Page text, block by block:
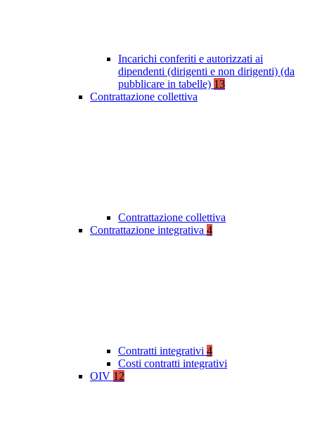
Incarichi conferiti e autorizzati ai
dipendenti (dirigenti e non dirigenti) (da
pubblicare in tabelle) 13
Contrattazione collettiva
Contrattazione collettiva
Contrattazione integrativa 4
Contratti integrativi 4
Costi contratti integrativi
OIV 12